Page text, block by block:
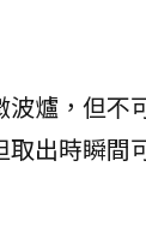
爐，但不
出時瞬間